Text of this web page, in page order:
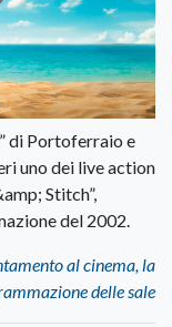
di Portoferraio e
uno dei live action
Stitch”,
del 2002.
al cinema, la
delle sale